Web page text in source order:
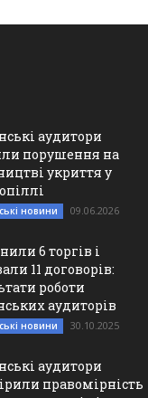
аудитори
порушення на
укриття у
новини 09.06.2026
6 торгів і
11 договорів:
роботи
аудиторів
новини 30.10.2025
аудитори
правомірність